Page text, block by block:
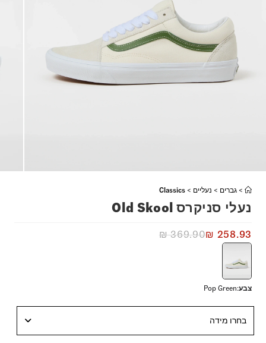
> גברים > נעליים >
Classics
נעלי סניקרס Old Skool
₪369.90₪ 258.93
צבע:
Pop Green
בחרו מידה